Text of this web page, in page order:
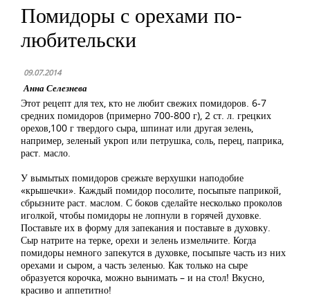
Помидоры с орехами по-
любительски
09.07.2014
Анна Селезнева
Этот рецепт для тех, кто не любит свежих помидоров. 6-7
средних помидоров (примерно 700-800 г), 2 ст. л. грецких
орехов,100 г твердого сыра, шпинат или другая зелень,
например, зеленый укроп или петрушка, соль, перец, паприка,
раст. масло.
У вымытых помидоров срежьте верхушки наподобие
«крышечки». Каждый помидор посолите, посыпьте паприкой,
сбрызните раст. маслом. С боков сделайте несколько проколов
иголкой, чтобы помидоры не лопнули в горячей духовке.
Поставьте их в форму для запекания и поставьте в духовку.
Сыр натрите на терке, орехи и зелень измельчите. Когда
помидоры немного запекутся в духовке, посыпьте часть из них
орехами и сыром, а часть зеленью. Как только на сыре
образуется корочка, можно вынимать – и на стол! Вкусно,
красиво и аппетитно!